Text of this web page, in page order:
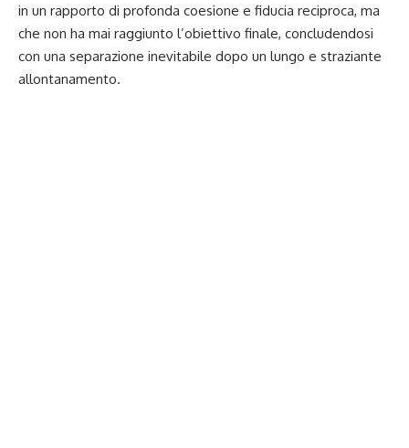
in un rapporto di profonda coesione e fiducia reciproca, ma
che non ha mai raggiunto l’obiettivo finale, concludendosi
con una separazione inevitabile dopo un lungo e straziante
allontanamento.